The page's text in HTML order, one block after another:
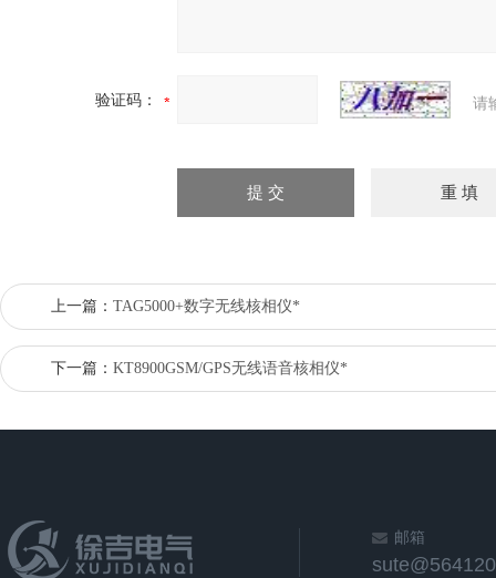
验证码： 请
上一篇： TAG5000+数字无线核相仪*
下一篇： KT8900GSM/GPS无线语音核相仪*
邮箱